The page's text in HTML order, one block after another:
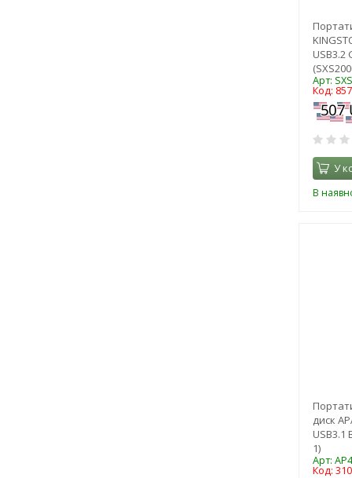
USB3.2
Арт:
Код:
У
В
диск
USB3.1
1)
Арт:
Код: